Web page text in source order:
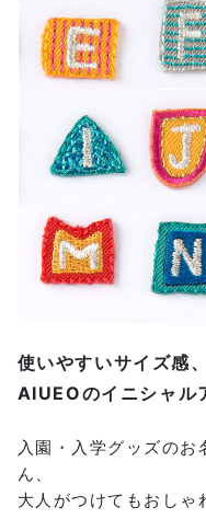
使いやすいサイズ感
AIUEOのイニシャル
入園・入学グッズのお
ん、
大人がつけてもおし